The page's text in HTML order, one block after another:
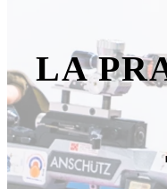
LA